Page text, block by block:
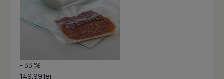
- 33 %
149.99 lei